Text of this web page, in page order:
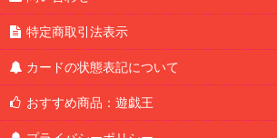
特定商取引法表示
カードの状態表記について
おすすめ商品：遊戯王